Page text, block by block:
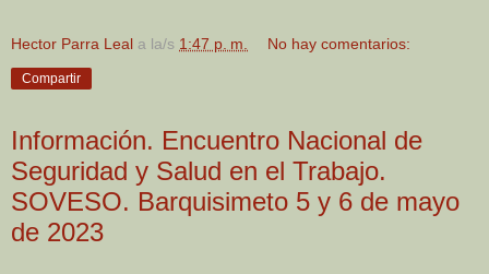
Hector Parra Leal a la/s 1:47 p. m. No hay comentarios:
Compartir
Información. Encuentro Nacional de
Seguridad y Salud en el Trabajo.
SOVESO. Barquisimeto 5 y 6 de mayo
de 2023